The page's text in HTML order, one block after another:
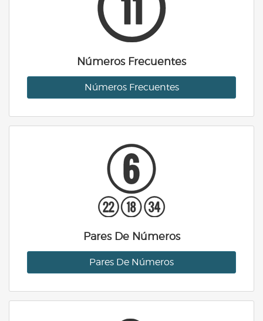
Números Frecuentes
Números Frecuentes
Pares De Números
Pares De Números